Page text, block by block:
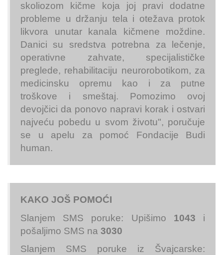
skoliozom kičme koja joj pravi dodatne
probleme u držanju tela i otežava protok
likvora unutar kanala kičmene moždine.
Danici su sredstva potrebna za lečenje,
operativne zahvate, specijalističke
preglede, rehabilitaciju neurorobotikom, za
medicinsku opremu kao i za putne
troškove i smeštaj. Pomozimo ovoj
devojčici da ponovo napravi korak i ostvari
najveću pobedu u svom životu", poručuje
se u apelu za pomoć Fondacije Budi
human.
KAKO JOŠ POMOĆI
Slanjem SMS poruke: Upišimo 1043 i
pošaljimo SMS na 3030
Slanjem SMS poruke iz Švajcarske: